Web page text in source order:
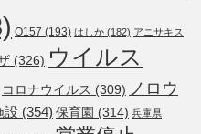
O157 (193) はしか (182) アニサキス
(326) ウイルス
コロナウイルス (309) ノロウ
設 (354) 保育園 (314) 兵庫県